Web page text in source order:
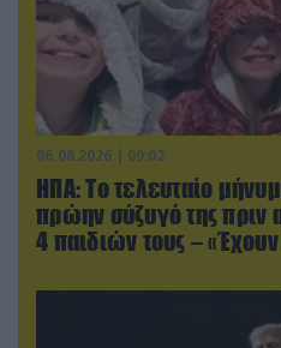
06.08.2026 | 09:02
ΗΠΑ: Το τελευταίο
πρώην σύζυγό της πριν
4 παιδιών τους –